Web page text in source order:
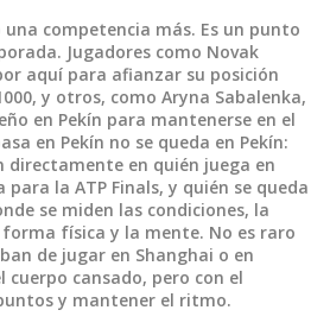
competencia más. Es un punto
Jugadores como Novak
aquí para afianzar su posición
y otros, como Aryna Sabalenka,
en Pekín para mantenerse en el
en Pekín no se queda en Pekín:
directamente en quién juega en
para la ATP Finals, y quién se queda
se miden las condiciones, la
física y la mente. No es raro
de jugar en Shanghai o en
cuerpo cansado, pero con el
y mantener el ritmo.